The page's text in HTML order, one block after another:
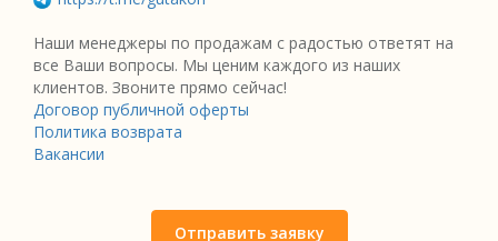
Наши менеджеры по продажам с радостью ответят на
все Ваши вопросы. Мы ценим каждого из наших
клиентов. Звоните прямо сейчас!
Договор публичной оферты
Политика возврата
Вакансии
Отправить заявку